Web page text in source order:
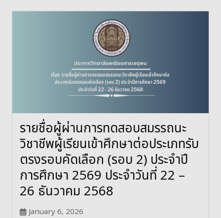
รายชื่อผู้ผ่านการทดสอบสมรรถนะ
วิชาชีพผู้เรียนเข้าศึกษาต่อประเภทรับ
ตรงรอบคัดเลือก (รอบ 2) ประจำปี
การศึกษา 2569 ประจำวันที่ 22 –
26 ธันวาคม 2568
January 6, 2026